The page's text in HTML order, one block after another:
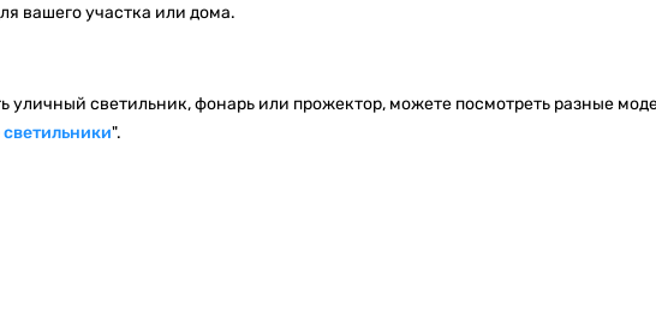
вашего участка или дома.
уличный светильник, фонарь или прожектор, можете посмотреть разные
".